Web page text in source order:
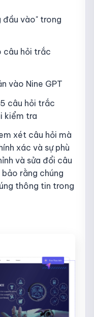
đầu vào" trong
câu hỏi trắc
vào Nine GPT
câu hỏi trắc
kiểm tra
xét câu hỏi mà
xác và sự phù
và sửa đổi câu
rằng chúng
thông tin trong